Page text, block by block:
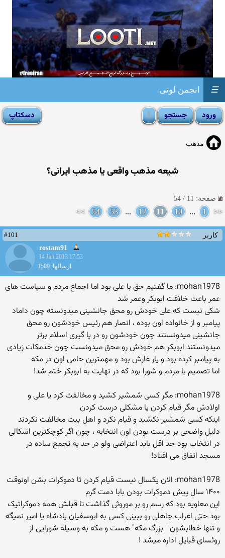
انجمن لوتی ☰
مذهب
شیعه مذهب واقعی یا مذهب ایرانی؟
صفحه: 11 / 54
<<
1
...
10
11
12
...
53
54
>>
کاربر
#101
rostam91
14 Jan 2013 17:53
ارسالها: 1509
mohan1978: ما گفتیم حق با علی بود اما اجماع مردم و سیاست های
عمر باعث خلافت ابوبکر وعمر شد
شکی نیست که علی خودش رو محق جانشینی میدونسته چون داماد
پیامبر و از خانواده اون بوده ، انصار هم رئیس خودشون رو محق
جانشینی میدونستند چون خودشون رو در پا گیری اسلام برتر
میدونستند ابوبکر هم خودش رو محق میدونست چون خدمکات زیادی
به پیامبر کرده بود و یار غارش بود و مهمترین حامی اون در مکه
اما تصمیم با مردم و شورا بود که در نهایت به ابوبکر ختم شد!
mohan1978: مگر کسی شمشیر کشید و مخالفت کرد یا علی و
اولادش مگر قیام کردن یا مشکلی درست کردن
اینکه کسی شمشیر نکشید و قیام نکرد و اهل بیت مخالفت نکردند
دلیل واضحی بر درست بودن اون انتخابه ، چون اگر کوچکترین اشکالی
در انتخاب بود حد اقل باید اعتراضی ولو در حد یه تجمع ساده در
مسجد اتفاق می افتاد!
mohan1978: الان یکسال نیست قیام کردن تا دموکرات بشن اونوقت
۱۴۰۰ سال پیش دموکرات بودن بابا دمت گرم
این معاویه بود که رسم رو بر موروثی گذاشت تا قبلش همه دموکراتیک
بود حتی اعراب جاهلی رو ببینی کسی به ابوسفیان پادشاه یا امیر نمیگه
و تنها خطابشون " بزرگ مکه" هست و مکه به وسیله شورایی از
روئسای قبایل اداره میشد !